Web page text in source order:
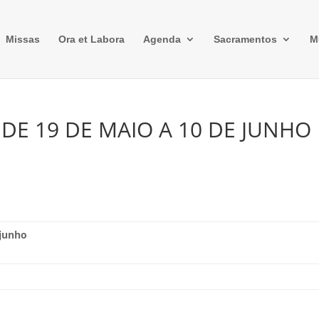
Missas Ora et Labora Agenda Sacramentos
19 DE MAIO A 10 DE JUNHO